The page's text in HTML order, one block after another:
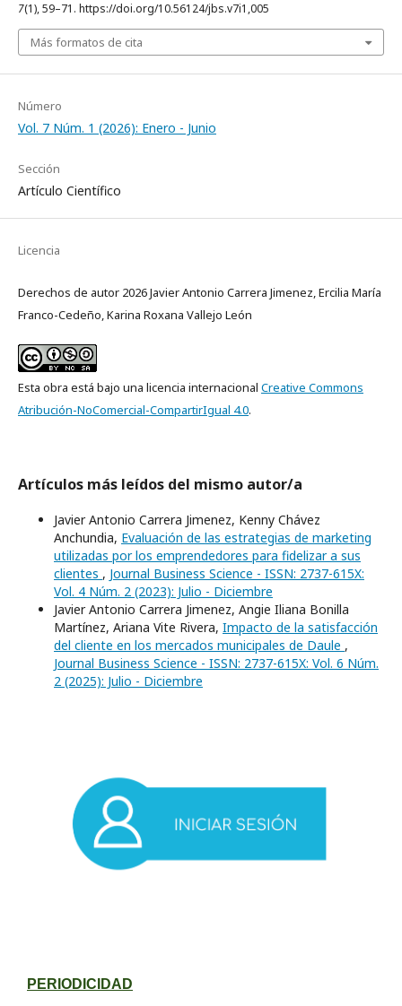
7(1), 59–71. https://doi.org/10.56124/jbs.v7i1,005
Más formatos de cita
Número
Vol. 7 Núm. 1 (2026): Enero - Junio
Sección
Artículo Científico
Licencia
Derechos de autor 2026 Javier Antonio Carrera Jimenez, Ercilia María
Franco-Cedeño, Karina Roxana Vallejo León
Esta obra está bajo una licencia internacional Creative Commons
Atribución-NoComercial-CompartirIgual 4.0.
Artículos más leídos del mismo autor/a
Javier Antonio Carrera Jimenez, Kenny Chávez
Anchundia, Evaluación de las estrategias de marketing
utilizadas por los emprendedores para fidelizar a sus
clientes , Journal Business Science - ISSN: 2737-615X:
Vol. 4 Núm. 2 (2023): Julio - Diciembre
Javier Antonio Carrera Jimenez, Angie Iliana Bonilla
Martínez, Ariana Vite Rivera, Impacto de la satisfacción
del cliente en los mercados municipales de Daule ,
Journal Business Science - ISSN: 2737-615X: Vol. 6 Núm.
2 (2025): Julio - Diciembre
PERIODICIDAD